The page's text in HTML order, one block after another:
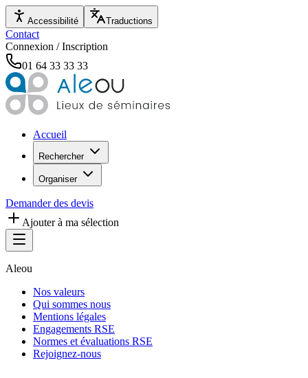
Accessibilité Traductions
Contact
Connexion / Inscription
01 64 33 33 33
Accueil
Rechercher
Organiser
Demander des devis
Ajouter à ma sélection
Aleou
Nos valeurs
Qui sommes nous
Mentions légales
Engagements RSE
Normes et évaluations RSE
Rejoignez-nous